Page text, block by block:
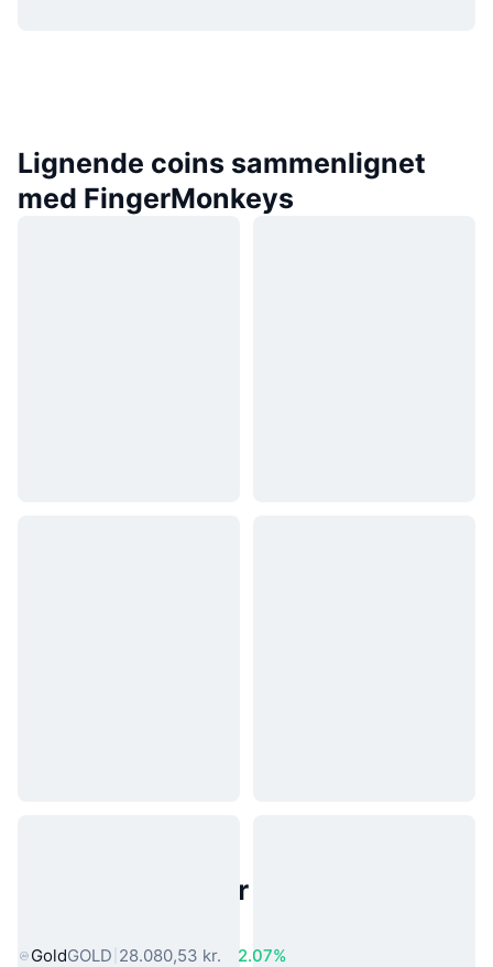
Lignende coins sammenlignet
med FingerMonkeys
Populære aktiver fra den virkelige
GoldGOLD 28.080,53 kr.
2.07%